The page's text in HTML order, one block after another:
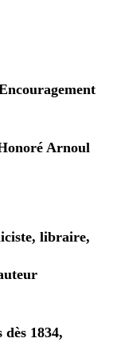
Arnoul
libraire,
1834,